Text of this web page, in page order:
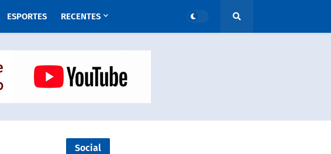
ESPORTES RECENTES
Social